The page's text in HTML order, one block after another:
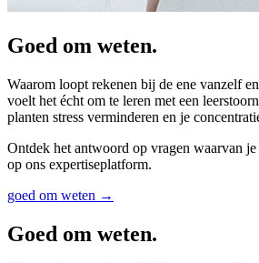
Goed om weten.
Waarom loopt rekenen bij de ene vanzelf
voelt het écht om te leren met een
planten stress verminderen en je
Ontdek het antwoord op vragen waarvan
op ons expertiseplatform.
goed om weten →
Goed om weten.